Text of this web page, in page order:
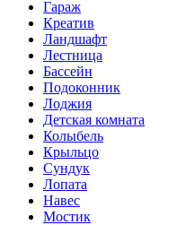
Гараж
Креатив
Ландшафт
Лестница
Бассейн
Подоконник
Лоджия
Детская комната
Колыбель
Крыльцо
Сундук
Лопата
Навес
Мостик